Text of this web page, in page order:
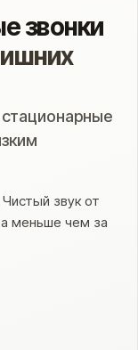
звонки
звук от
меньше чем за